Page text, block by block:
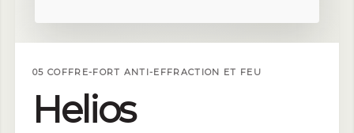
05 COFFRE-FORT ANTI-EFFRACTION ET FEU
Helios